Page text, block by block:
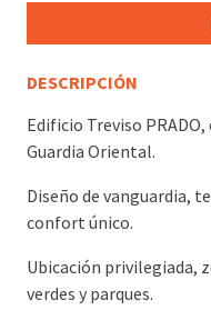
DESCRIPCIÓN
Edificio Treviso
Guardia Oriental.
Diseño de vanguardia,
confort único.
Ubicación privilegiada,
verdes y parques.